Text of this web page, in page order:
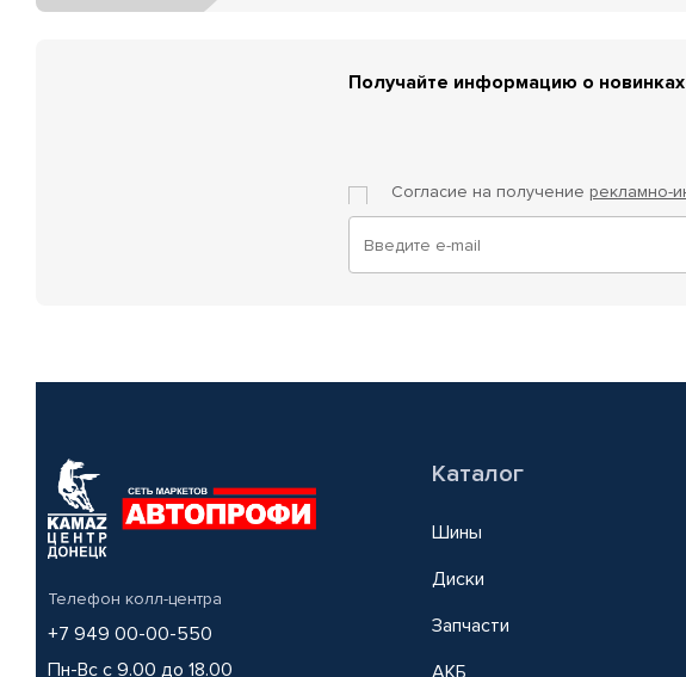
Получайте информацию о
Согласие на получение рекламно-
Телефон колл-центра
+7 949 00-00-550
Пн-Вс с 9.00 до 18.00
Каталог
Шины
Диски
Запчасти
АКБ